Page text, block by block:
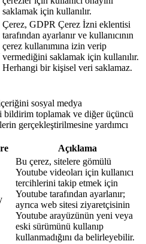
saklamak için kullanılır.
Çerez, GDPR Çerez İzni eklentisi
tarafından ayarlanır ve kullanıcının
çerez kullanımına izin verip
vermediğini saklamak için kullanılır.
Herhangi bir kişisel veri saklamaz.
sosyal medya
bildirim toplamak ve diğer üçüncü
gerçekleştirilmesine yardımcı
Açıklama
Bu çerez, sitelere gömülü
Youtube videoları için kullanıcı
tercihlerini takip etmek için
Youtube tarafından ayarlanır;
ayrıca web sitesi ziyaretçisinin
Youtube arayüzünün yeni veya
eski sürümünü kullanıp
kullanmadığını da belirleyebilir.